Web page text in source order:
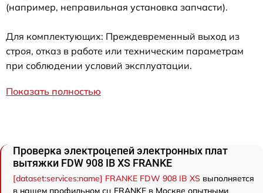
(например, неправильная установка запчасти).
Для комплектующих: Преждевременный выход из
строя, отказ в работе или техническим параметрам
при соблюдении условий эксплуатации.
Показать полностью
Проверка электроцепей электронных плат
вытяжки FDW 908 IB XS FRANKE
[dataset:services:name] FRANKE FDW 908 IB XS выполняется
в нашем профильном сц FRANKE в Москве опытными